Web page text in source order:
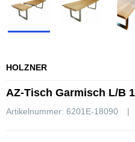
HOLZNER
AZ-Tisch Garmisch L/B
Artikelnummer: 6201E-18090